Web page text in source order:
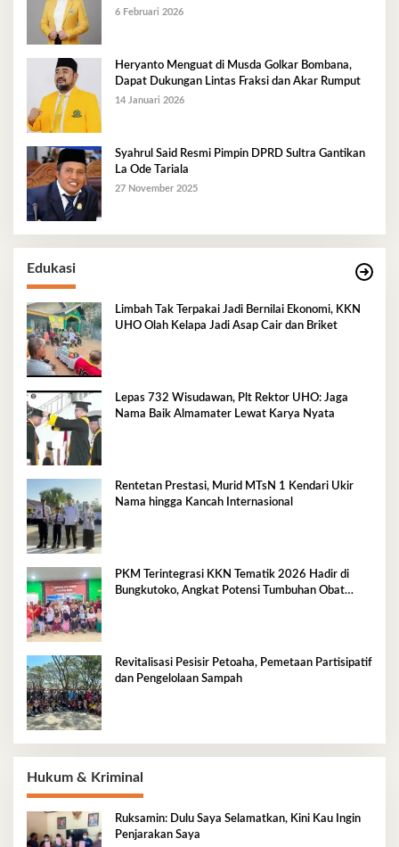
Golkar Mubar
6 Februari 2026
Heryanto Menguat di Musda Golkar Bombana,
Dapat Dukungan Lintas Fraksi dan Akar Rumput
14 Januari 2026
Syahrul Said Resmi Pimpin DPRD Sultra Gantikan
La Ode Tariala
27 November 2025
Edukasi
Limbah Tak Terpakai Jadi Bernilai Ekonomi, KKN
UHO Olah Kelapa Jadi Asap Cair dan Briket
Lepas 732 Wisudawan, Plt Rektor UHO: Jaga
Nama Baik Almamater Lewat Karya Nyata
Rentetan Prestasi, Murid MTsN 1 Kendari Ukir
Nama hingga Kancah Internasional
PKM Terintegrasi KKN Tematik 2026 Hadir di
Bungkutoko, Angkat Potensi Tumbuhan Obat
Revitalisasi Pesisir Petoaha, Pemetaan Partisipatif
dan Pengelolaan Sampah
Hukum & Kriminal
Ruksamin: Dulu Saya Selamatkan, Kini Kau Ingin
Penjarakan Saya